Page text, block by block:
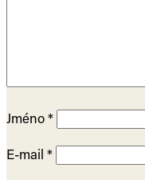
Jméno*
E-mail *